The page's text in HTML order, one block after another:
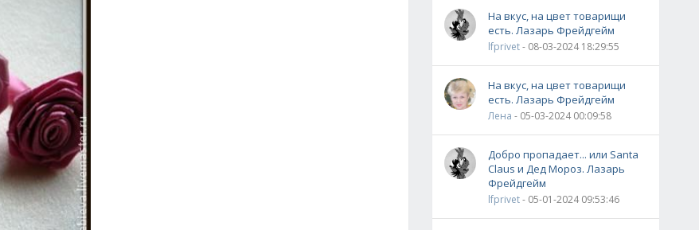
На вкус, на цвет товарищи
есть. Лазарь Фрейдгейм
lfprivet- 08-03-2024 18:29:55
На вкус, на цвет товарищи
есть. Лазарь Фрейдгейм
Лена - 05-03-2024 00:09:58
Добро пропадает... или Santa
Claus и Дед Мороз. Лазарь
Фрейдгейм
lfprivet- 05-01-2024 09:53:46